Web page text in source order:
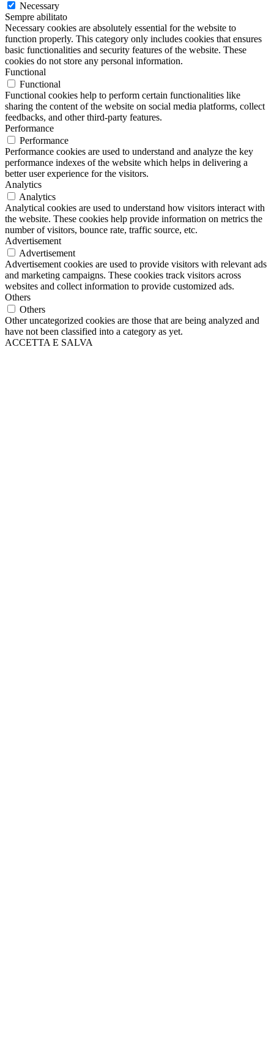
Necessary
Sempre abilitato
Necessary cookies are absolutely essential for the website to
function properly. This category only includes cookies that ensures
basic functionalities and security features of the website. These
cookies do not store any personal information.
Functional
Functional
Functional cookies help to perform certain functionalities like
sharing the content of the website on social media platforms, collect
feedbacks, and other third-party features.
Performance
Performance
Performance cookies are used to understand and analyze the key
performance indexes of the website which helps in delivering a
better user experience for the visitors.
Analytics
Analytics
Analytical cookies are used to understand how visitors interact with
the website. These cookies help provide information on metrics the
number of visitors, bounce rate, traffic source, etc.
Advertisement
Advertisement
Advertisement cookies are used to provide visitors with relevant ads
and marketing campaigns. These cookies track visitors across
websites and collect information to provide customized ads.
Others
Others
Other uncategorized cookies are those that are being analyzed and
have not been classified into a category as yet.
ACCETTA E SALVA